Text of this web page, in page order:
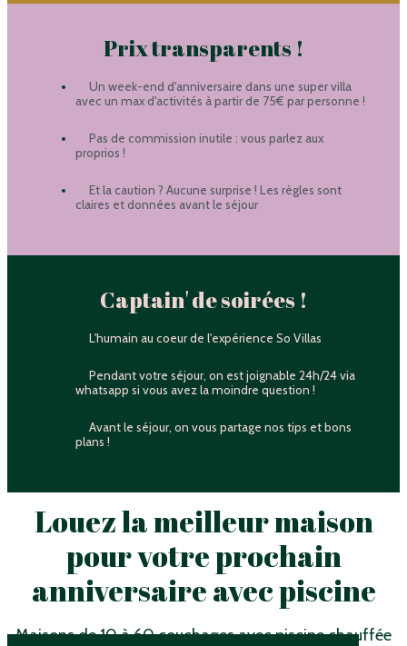
Prix transparents !
Un week-end d'anniversaire dans une super villa
avec un max d'activités à partir de 75€ par personne !
Pas de commission inutile : vous parlez aux
proprios !
Et la caution ? Aucune surprise ! Les règles sont
claires et données avant le séjour
Captain' de soirées !
L'humain au coeur de l'expérience So Villas
Pendant votre séjour, on est joignable 24h/24 via
whatsapp si vous avez la moindre question !
Avant le séjour, on vous partage nos tips et bons
plans !
Louez la meilleur maison
pour votre prochain
anniversaire avec piscine
Maisons de 10 à 60 couchages avec piscine chauffée